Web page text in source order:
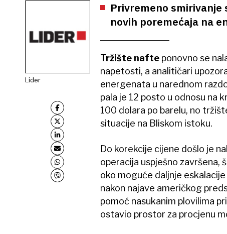
Lider
Privremeno smirivanje
novih poremećaja na
Tržište nafte ponovno se
napetosti, a analitičari
energenata u narednom
pala je 12 posto u odnosu na
100 dolara po barelu, no
situacije na Bliskom istoku.
Do korekcije cijene došlo je
operacija uspješno
oko moguće daljnje
nakon najave američkog
pomoć nasukanim plovilima
ostavio prostor za procjenu